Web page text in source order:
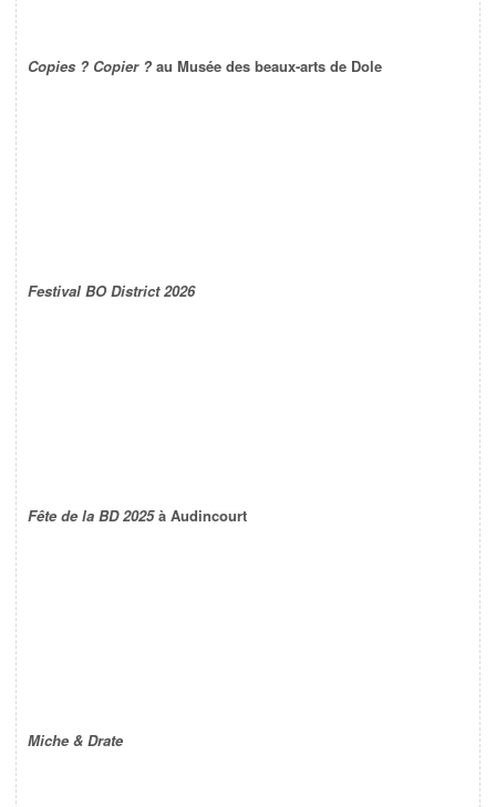
Copies ? Copier ? au Musée des beaux-arts de Dole
Festival BO District 2026
Fête de la BD 2025à Audincourt
Miche & Drate